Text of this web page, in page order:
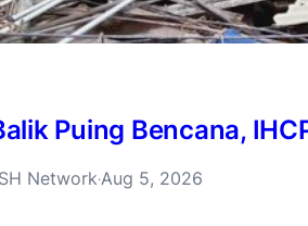
Puing Bencana,
Network·Aug 5, 2026